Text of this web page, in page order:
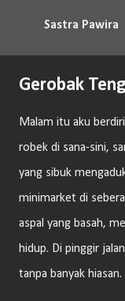
Sastra Pawira
Gerobak
Malam itu aku
robek di sana-sini,
yang sibuk
minimarket di
aspal yang basah,
hidup. Di pinggir
tanpa banyak hiasan.